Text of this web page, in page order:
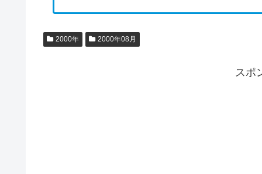
2000年 2000年08月
スポ